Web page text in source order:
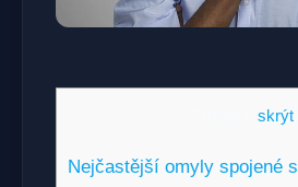
skrýt]
Nejčastější omyly spojené s